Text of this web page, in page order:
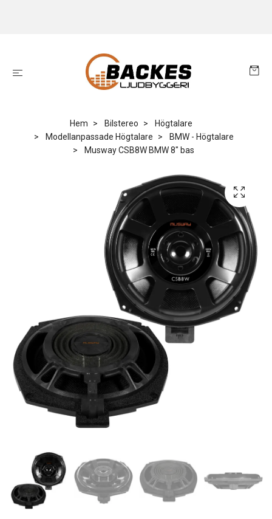
Hem Bilstereo
Högtalare
Modellanpassade Högtalare
BMW - Högtalare
Musway CSB8W BMW 8" bas